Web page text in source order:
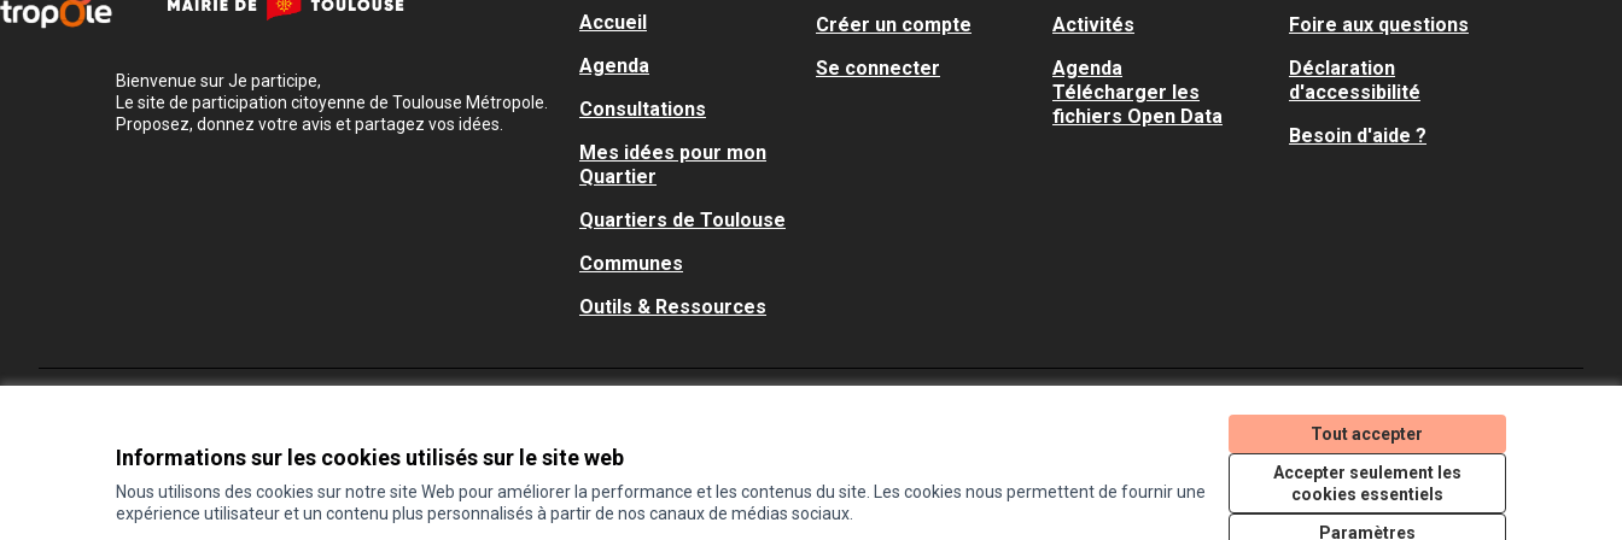
Informations sur les cookies utilisés sur le site web
Nous utilisons des cookies sur notre site Web pour améliorer la performance et les contenus du site. Les cookies nous permettent de fournir une
expérience utilisateur et un contenu plus personnalisés à partir de nos canaux de médias sociaux.
Tout accepter
Accepter seulement les
cookies essentiels
Paramètres
Bienvenue sur Je participe,
Le site de participation citoyenne de Toulouse Métropole.
Proposez, donnez votre avis et partagez vos idées.
Accueil
Agenda
Consultations
Mes idées pour mon
Quartier
Quartiers de Toulouse
Communes
Outils & Ressources
Créer un compte
Se connecter
Activités
Agenda
Télécharger les
fichiers Open Data
Foire aux questions
Déclaration
d'accessibilité
Besoin d'aide ?
(Lien externe)
(Lien externe)
(Lien externe)
Licence Creative
(Lien externe)